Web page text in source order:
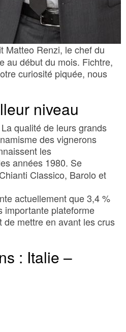
Matteo Renzi, le chef du
au début du mois. Fichtre,
curiosité piquée, nous
niveau
qualité de leurs grands
des vignerons
les
années 1980. Se
Classico, Barolo et
actuellement que 3,4 %
importante plateforme
de mettre en avant les crus
: Italie –